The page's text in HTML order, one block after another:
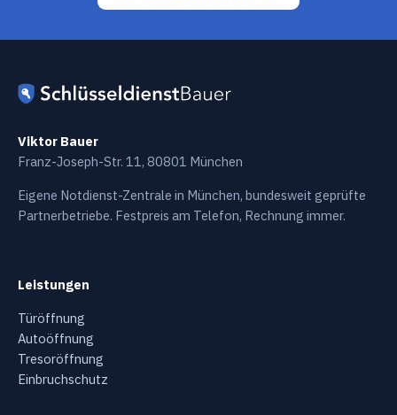
Viktor Bauer
Franz-Joseph-Str. 11, 80801 München
Eigene Notdienst-Zentrale in München, bundesweit geprüfte
Partnerbetriebe. Festpreis am Telefon, Rechnung immer.
Leistungen
Türöffnung
Autoöffnung
Tresoröffnung
Einbruchschutz